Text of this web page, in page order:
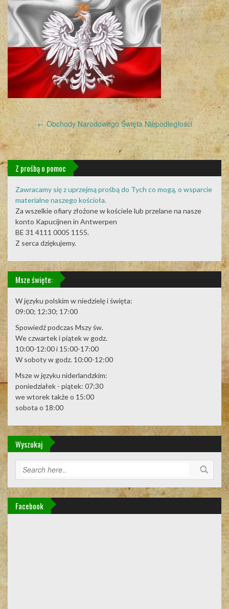
Post
navigation
← Obchody Narodowego Święta Niepodległości
Z prośbą o pomoc
Zawracamy się z uprzejmą prośbą do Tych co mogą, o wsparcie
materialne naszego kościoła.
Za wszelkie ofiary złożone w kościele lub przelane na nasze
konto Kapucijnen in Antwerpen
BE 31 4111 0005 1155.
Z serca dziękujemy.
Msze święte:
W języku polskim w niedzielę i święta:
09:00; 12:30; 17:00
Spowiedź podczas Mszy św.
We czwartek i piątek w godz.
10:00-12:00 i 15:00-17:00
W soboty w godz. 10:00-12:00
Msze w języku niderlandzkim:
poniedziałek - piątek: 07:30
we wtorek także o 15:00
sobota o 18:00
Wyszukaj
Facebook